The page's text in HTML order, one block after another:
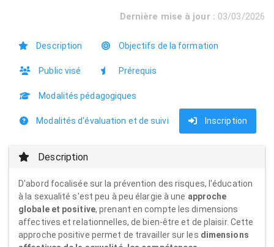
Dernière mise à jour : 03/03/2026
Description Objectifs de la formation
Public visé Prérequis
Modalités pédagogiques
Modalités d'évaluation et de suivi Inscription
Description
D'abord focalisée sur la prévention des risques, l'éducation
à la sexualité s'est peu à peu élargie à une approche
globale et positive, prenant en compte les dimensions
affectives et relationnelles, de bien-être et de plaisir. Cette
approche positive permet de travailler sur les dimensions